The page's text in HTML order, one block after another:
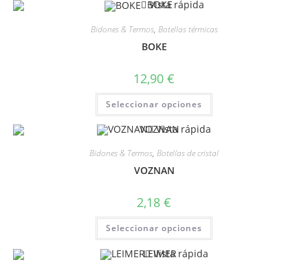
Vista rápida
Bidones & Termos, Botellas térmicas
BOKE
12,90 €
Seleccionar opciones
Vista rápida
Bidones & Termos, Botellas de cristal
VOZNAN
2,18 €
Seleccionar opciones
Vista rápida